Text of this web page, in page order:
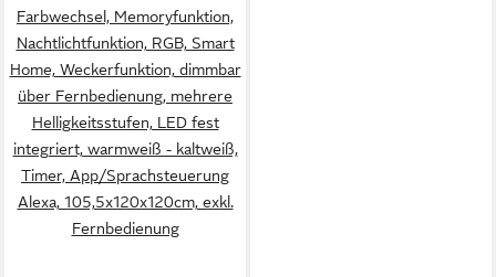
Farbwechsel, Memoryfunktion,
Nachtlichtfunktion, RGB, Smart
Home, Weckerfunktion, dimmbar
über Fernbedienung, mehrere
Helligkeitsstufen, LED fest
integriert, warmweiß - kaltweiß,
Timer, App/Sprachsteuerung
Alexa, 105,5x120x120cm, exkl.
Fernbedienung